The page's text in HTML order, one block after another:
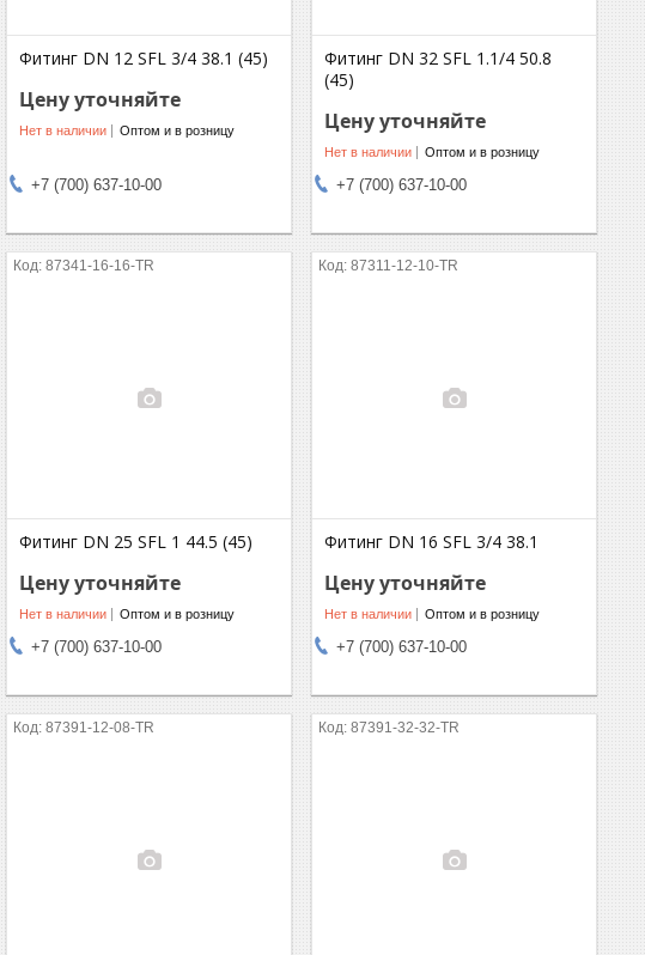
Фитинг DN 12 SFL 3/4 38.1 (45)
Цену уточняйте
Нет в наличии Оптом и в розницу
+7 (700) 637-10-00
Фитинг DN 32 SFL 1.1/4 50.8
(45)
Цену уточняйте
Нет в наличии Оптом и в розницу
+7 (700) 637-10-00
87341-16-16-TR
Фитинг DN 25 SFL 1 44.5 (45)
Цену уточняйте
Нет в наличии Оптом и в розницу
+7 (700) 637-10-00
87311-12-10-TR
Фитинг DN 16 SFL 3/4 38.1
Цену уточняйте
Нет в наличии Оптом и в розницу
+7 (700) 637-10-00
87391-12-08-TR 87391-32-32-TR